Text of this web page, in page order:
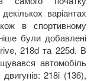
варіантах
в спортивному
були добавлені
218d та 225d. В
автомобіль
218i (136),